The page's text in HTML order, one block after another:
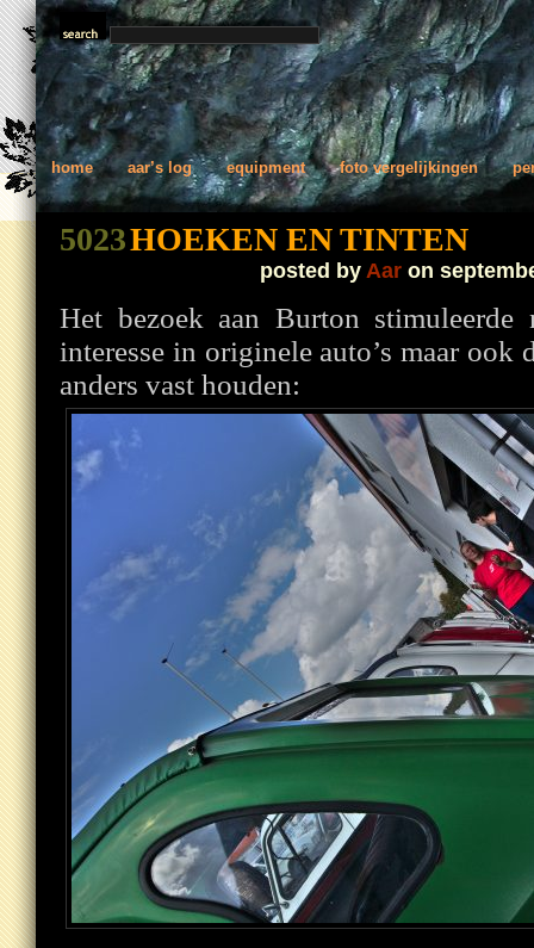
home aar’s log equipment foto vergelijkingen
5023HOEKEN EN TINTEN
posted by Aar on
Het bezoek aan Burton stimuleerde
interesse in originele auto’s maar ook
anders vast houden: